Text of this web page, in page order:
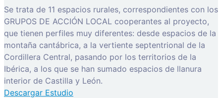
Se trata de 11 espacios rurales, correspondientes con los
GRUPOS DE ACCIÓN LOCAL cooperantes al proyecto,
que tienen perfiles muy diferentes: desde espacios de la
montaña cantábrica, a la vertiente septentrional de la
Cordillera Central, pasando por los territorios de la
Ibérica, a los que se han sumado espacios de llanura
interior de Castilla y León.
Descargar Estudio